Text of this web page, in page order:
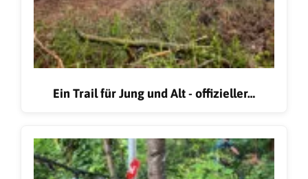
Ein Trail für Jung und Alt - offizieller…